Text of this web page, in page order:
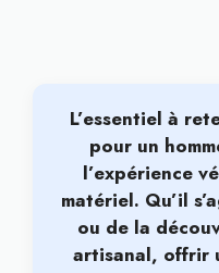
L’essentiel à
pour un
l’expérience
matériel. Qu’il
ou de la
artisanal, offrir